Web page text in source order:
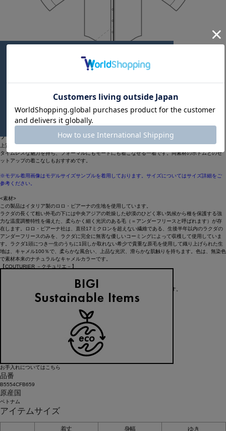
38
アイテム説明
上質な素材が生み出すなめらかで美しい落ち感と襟元の繊細なドレープが印象的なトップスです。
タイムレスな魅力を持ち、フォーマルにもモードにも着こなせる一着です。同素材のボトムとのセ
ットアップの着こなしもおすすめです。
※モデル着用画像はモデルサイズサンプルを着用しております。サイズについてはサイズ詳細をご
参考ください。
<素材>
この製品はイタリア製のロロ・ピアーナの生地を使用しています。
ラクダの長くて粗い外毛の下には中央アジアの乾燥した砂漠のひどく寒い気候から種を保護する強
力な温度調整特性を備えた、柔らかく細く光沢のある毛（＝アンダーフリースと呼ばれます）が存
在します。ロロ・ピアーナ社は、直径17ミクロンを超えない繊維である、生後半年以内のラクダの
アンダーフリースのみを、ラクダに完全に無害な優しいコーミングによって収穫して使用していま
す。ラクダ1頭につき一生のうちに1回しか取れない希少で貴重な原毛を使用して織り上げられた生
地は、キャメル100％で、柔らかな風合い、上品な光沢、滑らかな肌触りを持ちます。色は、無染色
で素材本来のナチュラルなキャメルカラーです。
【COUTURIER －クチュリエ－】
着心地の良さを纏うことで気分を高揚させてくれる“究極 の一着”を提案します。
アイテム詳細
お手入れについてはこちら
品番
B5554CFB659
原産国
ベトナム
アイテムサイズ
着丈 身幅
ゆき